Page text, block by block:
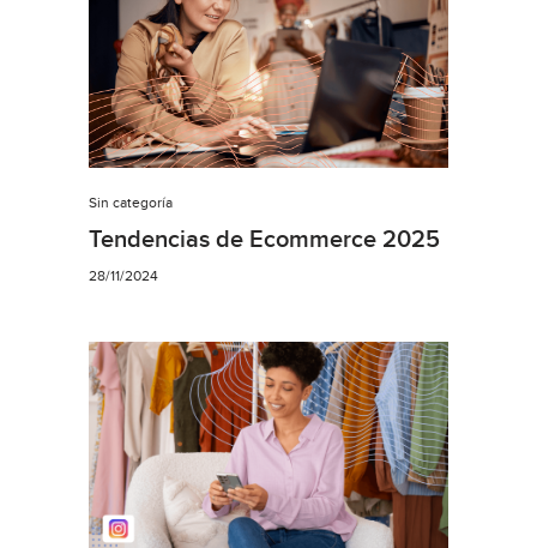
Sin categoría
Tendencias de Ecommerce 2025
28/11/2024